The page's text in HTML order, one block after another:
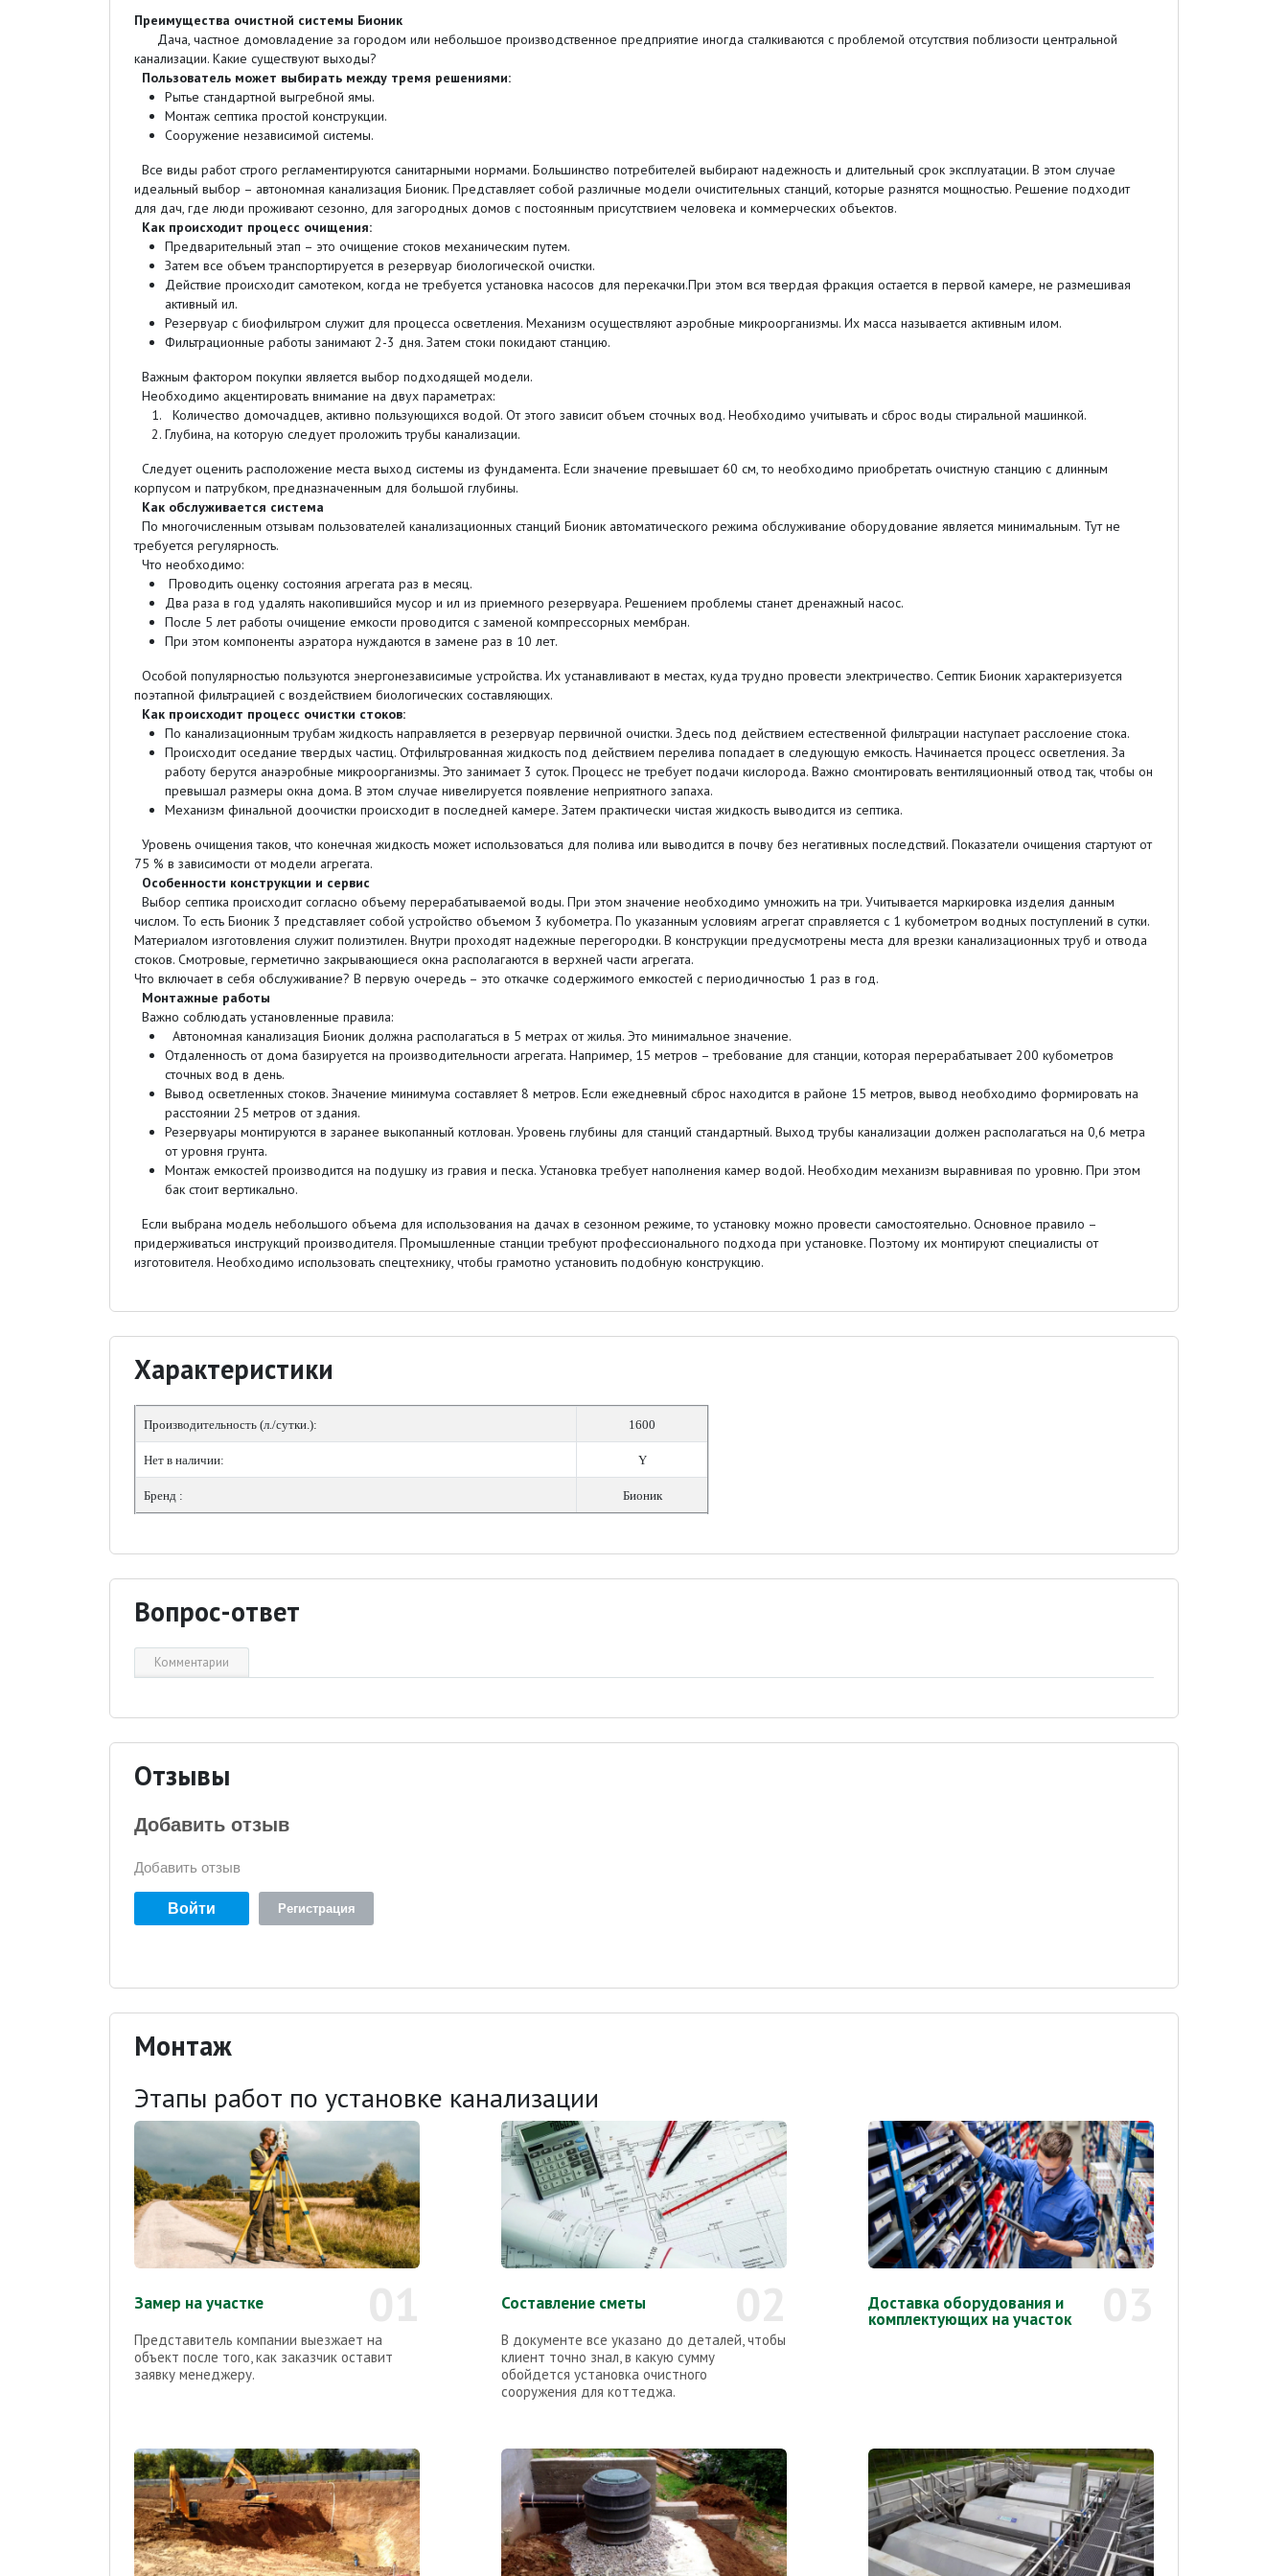
Преимущества очистной системы Бионик
Дача, частное домовладение за городом или небольшое производственное предприятие иногда сталкиваются с проблемой отсутствия поблизости центральной
канализации. Какие существуют выходы?
Пользователь может выбирать между тремя решениями:
Рытье стандартной выгребной ямы.
Монтаж септика простой конструкции.
Сооружение независимой системы.
Все виды работ строго регламентируются санитарными нормами. Большинство потребителей выбирают надежность и длительный срок эксплуатации. В этом случае
идеальный выбор – автономная канализация Бионик. Представляет собой различные модели очистительных станций, которые разнятся мощностью. Решение подходит
для дач, где люди проживают сезонно, для загородных домов с постоянным присутствием человека и коммерческих объектов.
Как происходит процесс очищения:
Предварительный этап – это очищение стоков механическим путем.
Затем все объем транспортируется в резервуар биологической очистки.
Действие происходит самотеком, когда не требуется установка насосов для перекачки.При этом вся твердая фракция остается в первой камере, не размешивая
активный ил.
Резервуар с биофильтром служит для процесса осветления. Механизм осуществляют аэробные микроорганизмы. Их масса называется активным илом.
Фильтрационные работы занимают 2-3 дня. Затем стоки покидают станцию.
Важным фактором покупки является выбор подходящей модели.
Необходимо акцентировать внимание на двух параметрах:
Количество домочадцев, активно пользующихся водой. От этого зависит объем сточных вод. Необходимо учитывать и сброс воды стиральной машинкой.
Глубина, на которую следует проложить трубы канализации.
Следует оценить расположение места выход системы из фундамента. Если значение превышает 60 см, то необходимо приобретать очистную станцию с длинным
корпусом и патрубком, предназначенным для большой глубины.
Как обслуживается система
По многочисленным отзывам пользователей канализационных станций Бионик автоматического режима обслуживание оборудование является минимальным. Тут не
требуется регулярность.
Что необходимо:
Проводить оценку состояния агрегата раз в месяц.
Два раза в год удалять накопившийся мусор и ил из приемного резервуара. Решением проблемы станет дренажный насос.
После 5 лет работы очищение емкости проводится с заменой компрессорных мембран.
При этом компоненты аэратора нуждаются в замене раз в 10 лет.
Особой популярностью пользуются энергонезависимые устройства. Их устанавливают в местах, куда трудно провести электричество. Септик Бионик характеризуется
поэтапной фильтрацией с воздействием биологических составляющих.
Как происходит процесс очистки стоков:
По канализационным трубам жидкость направляется в резервуар первичной очистки. Здесь под действием естественной фильтрации наступает расслоение стока.
Происходит оседание твердых частиц. Отфильтрованная жидкость под действием перелива попадает в следующую емкость. Начинается процесс осветления. За
работу берутся анаэробные микроорганизмы. Это занимает 3 суток. Процесс не требует подачи кислорода. Важно смонтировать вентиляционный отвод так, чтобы он
превышал размеры окна дома. В этом случае нивелируется появление неприятного запаха.
Механизм финальной доочистки происходит в последней камере. Затем практически чистая жидкость выводится из септика.
Уровень очищения таков, что конечная жидкость может использоваться для полива или выводится в почву без негативных последствий. Показатели очищения стартуют от
75 % в зависимости от модели агрегата.
Особенности конструкции и сервис
Выбор септика происходит согласно объему перерабатываемой воды. При этом значение необходимо умножить на три. Учитывается маркировка изделия данным
числом. То есть Бионик 3 представляет собой устройство объемом 3 кубометра. По указанным условиям агрегат справляется с 1 кубометром водных поступлений в сутки.
Материалом изготовления служит полиэтилен. Внутри проходят надежные перегородки. В конструкции предусмотрены места для врезки канализационных труб и отвода
стоков. Смотровые, герметично закрывающиеся окна располагаются в верхней части агрегата.
Что включает в себя обслуживание? В первую очередь – это откачке содержимого емкостей с периодичностью 1 раз в год.
Монтажные работы
Важно соблюдать установленные правила:
Автономная канализация Бионик должна располагаться в 5 метрах от жилья. Это минимальное значение.
Отдаленность от дома базируется на производительности агрегата. Например, 15 метров – требование для станции, которая перерабатывает 200 кубометров
сточных вод в день.
Вывод осветленных стоков. Значение минимума составляет 8 метров. Если ежедневный сброс находится в районе 15 метров, вывод необходимо формировать на
расстоянии 25 метров от здания.
Резервуары монтируются в заранее выкопанный котлован. Уровень глубины для станций стандартный. Выход трубы канализации должен располагаться на 0,6 метра
от уровня грунта.
Монтаж емкостей производится на подушку из гравия и песка. Установка требует наполнения камер водой. Необходим механизм выравнивая по уровню. При этом
бак стоит вертикально.
Если выбрана модель небольшого объема для использования на дачах в сезонном режиме, то установку можно провести самостоятельно. Основное правило –
придерживаться инструкций производителя. Промышленные станции требуют профессионального подхода при установке. Поэтому их монтируют специалисты от
изготовителя. Необходимо использовать спецтехнику, чтобы грамотно установить подобную конструкцию.
Характеристики
Производительность (л./сутки.): 1600
Нет в наличии: Y
Бренд : Бионик
Вопрос-ответ
Комментарии
Отзывы
Добавить отзыв
Добавить отзыв
Войти Регистрация
Монтаж
Этапы работ по установке канализации
Замер на участке
Представитель компании выезжает на
объект после того, как заказчик оставит
заявку менеджеру.
Составление сметы
В документе все указано до деталей, чтобы
клиент точно знал, в какую сумму
обойдется установка очистного
сооружения для коттеджа.
Доставка оборудования и
комплектующих на участок